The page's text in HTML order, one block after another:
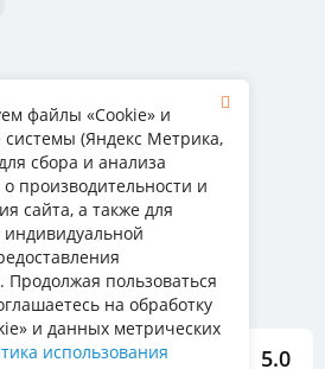
Вопрос-ответ
Обмен и возврат
Гарантия
5.0
файлы «Cookie» и
системы (Яндекс Метрика,
сбора и анализа
производительности и
сайта, а также для
пользоваться
на обработку
и данных метрических
использования